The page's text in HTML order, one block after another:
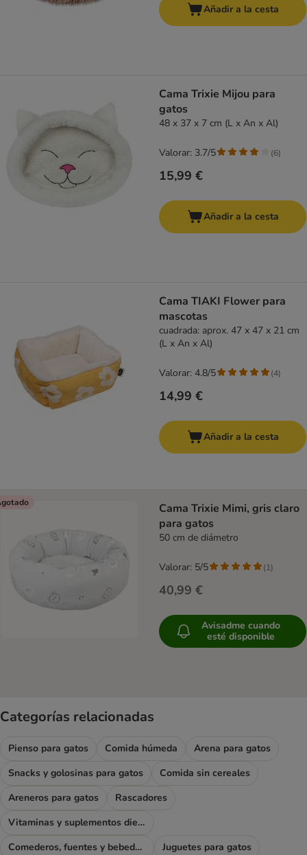
Añadir a la cesta
Cama Trixie Mijou para
gatos
48 x 37 x 7 cm (L x An x Al)
15,99 €
Valorar: 3.7/5 (6)
Añadir a la cesta
Cama TIAKI Flower para
mascotas
cuadrada: aprox. 47 x 47 x 21 cm
(L x An x Al)
14,99 €
Valorar: 4.8/5 (4)
Añadir a la cesta
Cama Trixie Mimi, gris claro
para gatos
50 cm de diámetro
40,99 €
Valorar: 5/5 (1)
Avisadme cuando
esté disponible
Categorías relacionadas
Pienso para gatos Comida húmeda
Arena para gatos
Snacks y golosinas para gatos
Comida sin cereales
Areneros para gatos
Rascadores
Vitaminas y suplementos dietéticos
Comederos, fuentes y bebederos
Juguetes para gatos